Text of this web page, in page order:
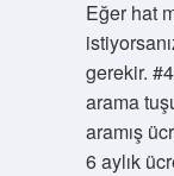
Eğer hat
gerekir.
arama
aramış
6 aylık